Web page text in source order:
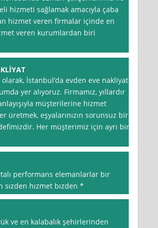
hizmeti sağlamak amacıyla çaba
hizmet veren firmalar içinde en
veren kurumlardan biri
İstanbul’da evden eve nakliyat
yer alıyoruz. Firmamız, yıllardır
müşterilerine hizmet
üretmek, eşyalarınızın sorunsuz bir
Her müşterimiz için ayrı bir
performans elemanlarlar bır
sızden hızmet bızden *
ve en kalabalık şehirlerinden